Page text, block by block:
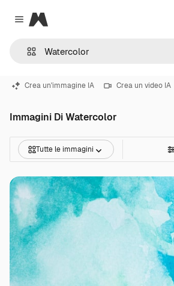
Close menu
Magnific
Crea un'immagine IA Crea un video IA
Immagini Di Watercolor
Tutte le immagini